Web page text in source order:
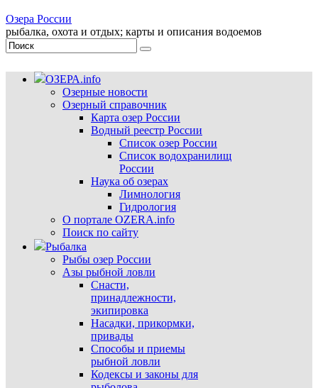
Озера России
рыбалка, охота и отдых; карты и описания водоемов
ОЗЕРА.info
Озерные новости
Озерный справочник
Карта озер России
Водный реестр России
Список озер России
Список водохранилищ
России
Наука об озерах
Лимнология
Гидрология
О портале OZERA.info
Поиск по сайту
Рыбалка
Рыбы озер России
Азы рыбной ловли
Снасти,
принадлежности,
экипировка
Насадки, прикормки,
привады
Способы и приемы
рыбной ловли
Кодексы и законы для